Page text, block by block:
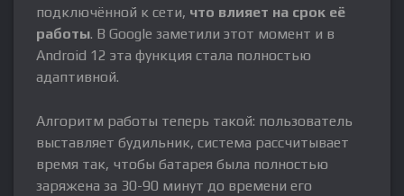
подключённой к сети, что влияет на срок её
работы. В Google заметили этот момент и в
Android 12 эта функция стала полностью
адаптивной.
Алгоритм работы теперь такой: пользователь
выставляет будильник, система рассчитывает
время так, чтобы батарея была полностью
заряжена за 30-90 минут до времени его